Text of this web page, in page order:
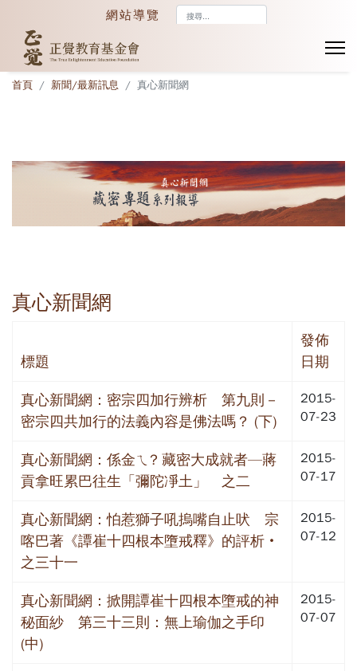
網站導覽
首頁 新聞/最新訊息 真心新聞網
真心新聞網
標題
發佈
日期
真心新聞網：密宗四加行辨析 第九則－
密宗四共加行的法義內容是佛法嗎？ (下)
2015-
07-23
真心新聞網：係金ㄟ? 藏密大成就者—蔣
貢拿旺累巴往生「彌陀凈土」 之二
2015-
07-17
真心新聞網：怕惹獅子吼摀嘴自止吠 宗
喀巴著《譚崔十四根本墮戒釋》的評析‧
之三十一
2015-
07-12
真心新聞網：掀開譚崔十四根本墮戒的神
秘面紗 第三十三則：無上瑜伽之手印
(中)
2015-
07-07